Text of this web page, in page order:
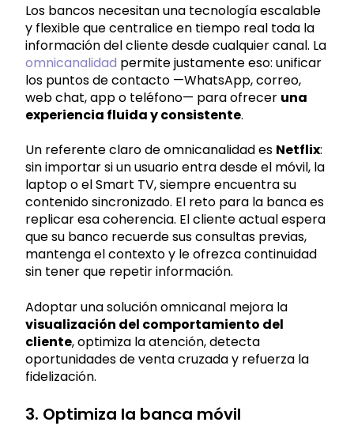
Los bancos necesitan una tecnología escalable
y flexible que centralice en tiempo real toda la
información del cliente desde cualquier canal. La
omnicanalidad permite justamente eso: unificar
los puntos de contacto —WhatsApp, correo,
web chat, app o teléfono— para ofrecer una
experiencia fluida y consistente.
Un referente claro de omnicanalidad es Netflix:
sin importar si un usuario entra desde el móvil, la
laptop o el Smart TV, siempre encuentra su
contenido sincronizado. El reto para la banca es
replicar esa coherencia. El cliente actual espera
que su banco recuerde sus consultas previas,
mantenga el contexto y le ofrezca continuidad
sin tener que repetir información.
Adoptar una solución omnicanal mejora la
visualización del comportamiento del
cliente, optimiza la atención, detecta
oportunidades de venta cruzada y refuerza la
fidelización.
3. Optimiza la banca móvil